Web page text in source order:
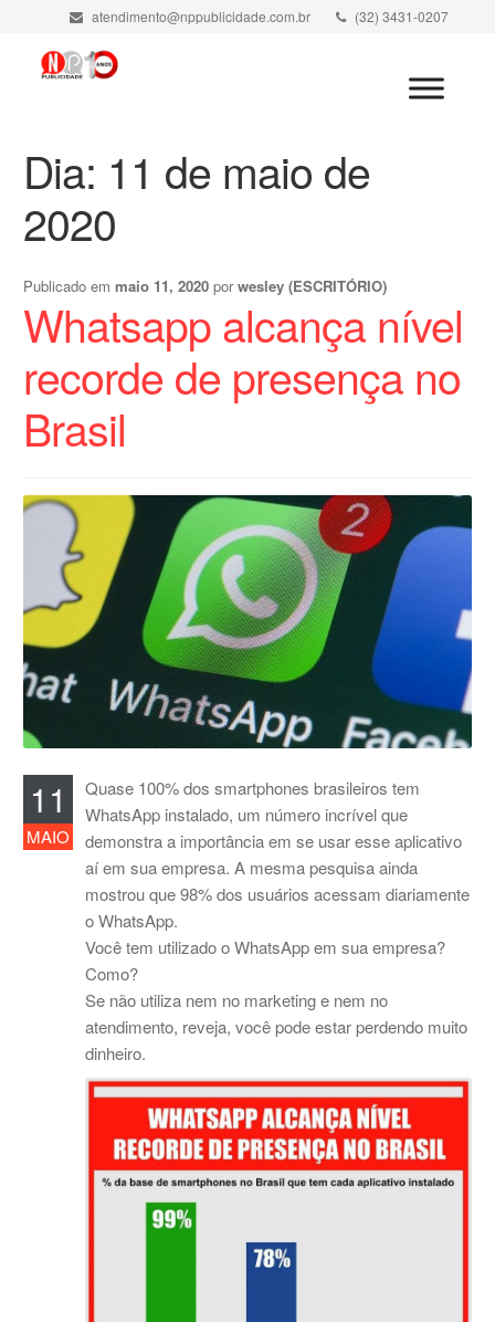
atendimento@nppublicidade.com.br
(32) 3431-0207
Dia: 11 de maio de
2020
Publicado emmaio 11, 2020 porwesley (ESCRITÓRIO)
Whatsapp alcança nível
recorde de presença no
Brasil
11
MAIO
Quase 100% dos smartphones brasileiros tem
WhatsApp instalado, um número incrível que
demonstra a importância em se usar esse aplicativo
aí em sua empresa. A mesma pesquisa ainda
mostrou que 98% dos usuários acessam diariamente
o WhatsApp.
Você tem utilizado o WhatsApp em sua empresa?
Como?
Se não utiliza nem no marketing e nem no
atendimento, reveja, você pode estar perdendo muito
dinheiro.